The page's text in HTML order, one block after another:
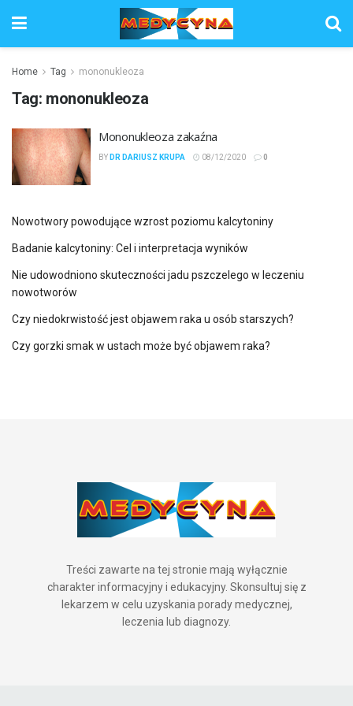
Home Tag mononukleoza
Tag: mononukleoza
Mononukleoza zakaźna
BY DR DARIUSZ KRUPA 08/12/2020 0
Nowotwory powodujące wzrost poziomu kalcytoniny
Badanie kalcytoniny: Cel i interpretacja wyników
Nie udowodniono skuteczności jadu pszczelego w leczeniu
nowotworów
Czy niedokrwistość jest objawem raka u osób starszych?
Czy gorzki smak w ustach może być objawem raka?
Treści zawarte na tej stronie mają wyłącznie
charakter informacyjny i edukacyjny. Skonsultuj się z
lekarzem w celu uzyskania porady medycznej,
leczenia lub diagnozy.